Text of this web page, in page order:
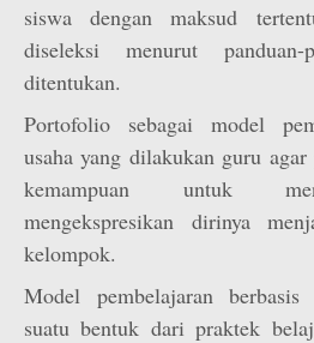
siswa dengan maksud
diseleksi menurut
ditentukan.
Portofolio sebagai model
usaha yang dilakukan guru
kemampuan untuk
mengekspresikan dirinya
kelompok.
Model pembelajaran
suatu bentuk dari praktek